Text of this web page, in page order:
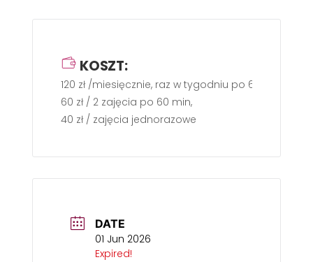
KOSZT:
120 zł /miesięcznie, raz w tygodniu po 60 min.
60 zł / 2 zajęcia po 60 min,
40 zł / zajęcia jednorazowe
DATE
01 Jun 2026
Expired!